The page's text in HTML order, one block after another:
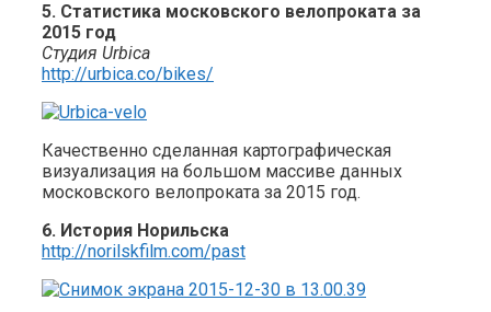
5. Статистика московского велопроката за
2015 год
Студия Urbica
http://urbica.co/bikes/
Качественно сделанная картографическая
визуализация на большом массиве данных
московского велопроката за 2015 год.
6. История Норильска
http://norilskfilm.com/past